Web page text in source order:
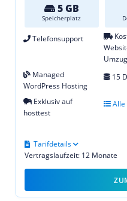
5 GB
Speicherplatz
Telefonsupport
Managed
WordPress Hosting
15
Exklusiv auf
hosttest
Alle
Vertragslaufzeit: 12 Monate
Tarifdetails